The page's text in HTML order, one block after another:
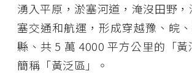
湧入平原，淤塞河道，淹沒田野
塞交通和航運，形成穿越豫、皖
縣、共 5 萬 4000 平方公里的「黃
簡稱「黃泛區」。